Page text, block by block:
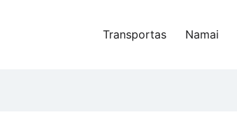
Transportas Namai